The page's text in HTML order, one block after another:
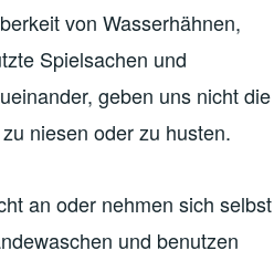
von Wasserhähnen,
Spielsachen und
geben uns nicht die
niesen oder zu husten.
an oder nehmen sich selbst
und benutzen